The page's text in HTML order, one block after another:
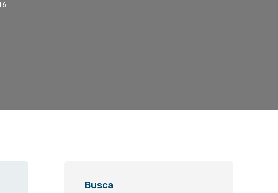
Busca